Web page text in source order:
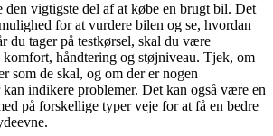
den vigtigste del af at købe en brugt bil. Det
for at vurdere bilen og se, hvordan
du tager på testkørsel, skal du være
håndtering og støjniveau. Tjek, om
som de skal, og om der er nogen
indikere problemer. Det kan også være en
på forskellige typer veje for at få en bedre